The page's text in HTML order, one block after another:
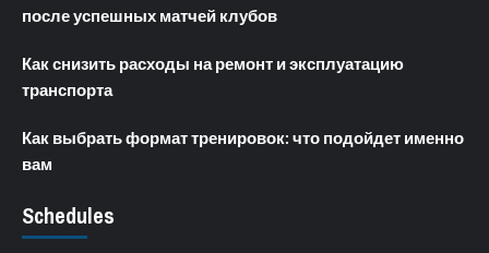
после успешных матчей клубов
Как снизить расходы на ремонт и эксплуатацию
транспорта
Как выбрать формат тренировок: что подойдет именно
вам
Schedules